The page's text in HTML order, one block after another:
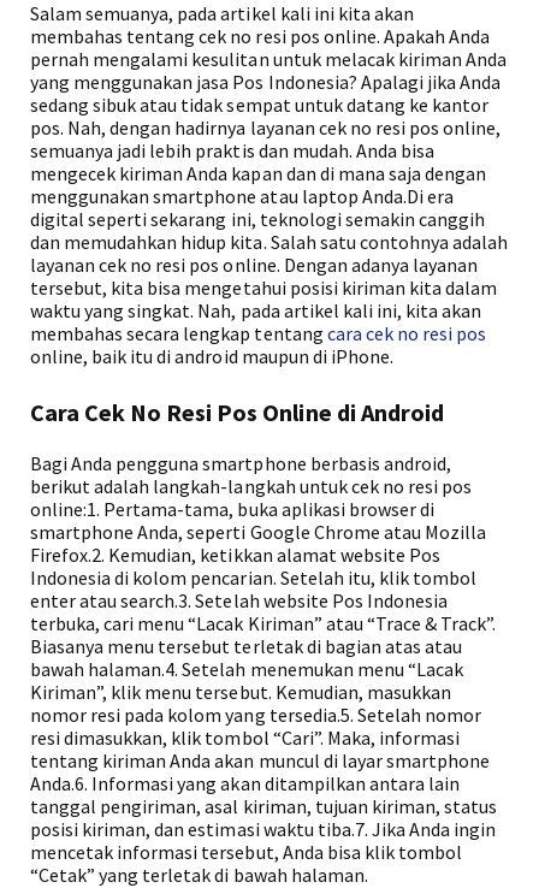
Salam semuanya, pada artikel kali ini kita akan
membahas tentang cek no resi pos online. Apakah Anda
pernah mengalami kesulitan untuk melacak kiriman Anda
yang menggunakan jasa Pos Indonesia? Apalagi jika Anda
sedang sibuk atau tidak sempat untuk datang ke kantor
pos. Nah, dengan hadirnya layanan cek no resi pos online,
semuanya jadi lebih praktis dan mudah. Anda bisa
mengecek kiriman Anda kapan dan di mana saja dengan
menggunakan smartphone atau laptop Anda.Di era
digital seperti sekarang ini, teknologi semakin canggih
dan memudahkan hidup kita. Salah satu contohnya adalah
layanan cek no resi pos online. Dengan adanya layanan
tersebut, kita bisa mengetahui posisi kiriman kita dalam
waktu yang singkat. Nah, pada artikel kali ini, kita akan
membahas secara lengkap tentang cara cek no resi pos
online, baik itu di android maupun di iPhone.
Cara Cek No Resi Pos Online di Android
Bagi Anda pengguna smartphone berbasis android,
berikut adalah langkah-langkah untuk cek no resi pos
online:1. Pertama-tama, buka aplikasi browser di
smartphone Anda, seperti Google Chrome atau Mozilla
Firefox.2. Kemudian, ketikkan alamat website Pos
Indonesia di kolom pencarian. Setelah itu, klik tombol
enter atau search.3. Setelah website Pos Indonesia
terbuka, cari menu “Lacak Kiriman” atau “Trace & Track”.
Biasanya menu tersebut terletak di bagian atas atau
bawah halaman.4. Setelah menemukan menu “Lacak
Kiriman”, klik menu tersebut. Kemudian, masukkan
nomor resi pada kolom yang tersedia.5. Setelah nomor
resi dimasukkan, klik tombol “Cari”. Maka, informasi
tentang kiriman Anda akan muncul di layar smartphone
Anda.6. Informasi yang akan ditampilkan antara lain
tanggal pengiriman, asal kiriman, tujuan kiriman, status
posisi kiriman, dan estimasi waktu tiba.7. Jika Anda ingin
mencetak informasi tersebut, Anda bisa klik tombol
“Cetak” yang terletak di bawah halaman.